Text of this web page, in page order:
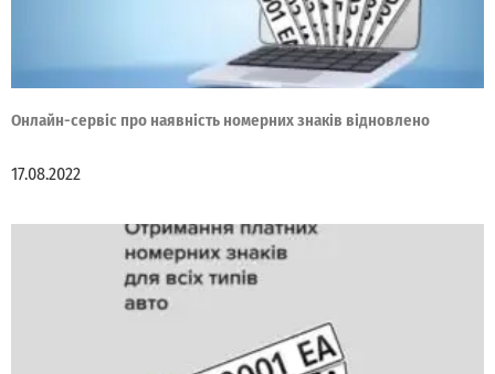
Онлайн-сервіс про наявність номерних знаків відновлено
17.08.2022